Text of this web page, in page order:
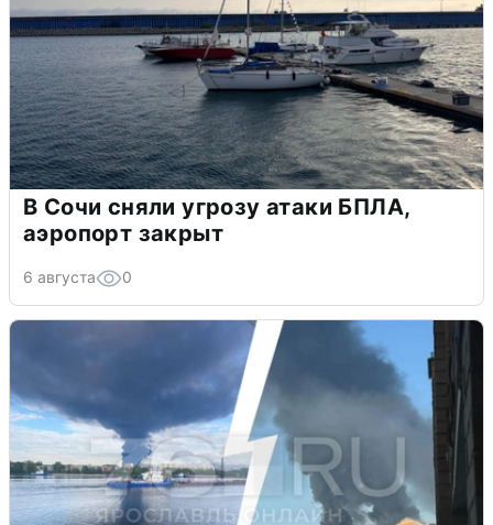
В Сочи сняли угрозу атаки БПЛА,
аэропорт закрыт
6 августа 0